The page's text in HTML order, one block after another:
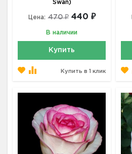
Swan)
Цена: 470 ₽ 440 ₽
В наличии
Купить
Купить в 1 клик